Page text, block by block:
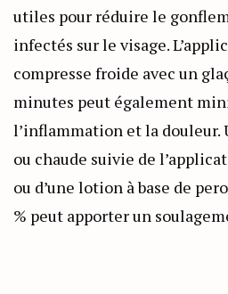
utiles pour réduire le
infectés sur le visage.
compresse froide avec un
minutes peut également
l’inflammation et la douleur.
ou chaude suivie de
ou d’une lotion à base de
% peut apporter un